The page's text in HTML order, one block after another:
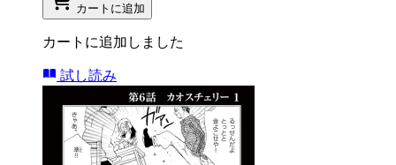
カートに追加
カートに追加しました
試し読み